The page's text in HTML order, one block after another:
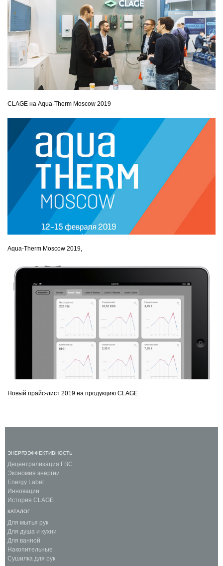
CLAGE на Aqua-Therm Moscow 2019
Aqua-Therm Moscow 2019,
Новый прайс-лист 2019 на продукцию CLAGE
ЭНЕРГОЭФФЕКТИВНОСТЬ
Децентрализация ГВС
Экономия энергии
Energy Label
Инновации
История CLAGE
КАТАЛОГ
Для мытья рук
Для душа и кухни
Для ванной
Накопительные
Сушилка для рук